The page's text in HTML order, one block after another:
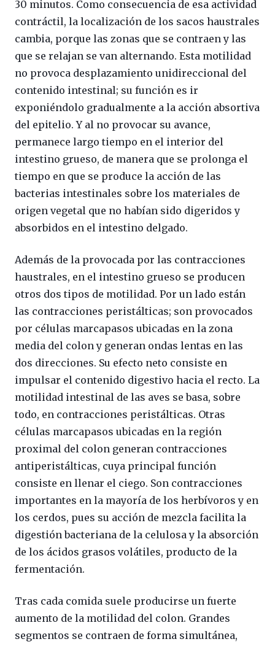
30 minutos. Como consecuencia de esa actividad
contráctil, la localización de los sacos haustrales
cambia, porque las zonas que se contraen y las
que se relajan se van alternando. Esta motilidad
no provoca desplazamiento unidireccional del
contenido intestinal; su función es ir
exponiéndolo gradualmente a la acción absortiva
del epitelio. Y al no provocar su avance,
permanece largo tiempo en el interior del
intestino grueso, de manera que se prolonga el
tiempo en que se produce la acción de las
bacterias intestinales sobre los materiales de
origen vegetal que no habían sido digeridos y
absorbidos en el intestino delgado.
Además de la provocada por las contracciones
haustrales, en el intestino grueso se producen
otros dos tipos de motilidad. Por un lado están
las contracciones peristálticas; son provocados
por células marcapasos ubicadas en la zona
media del colon y generan ondas lentas en las
dos direcciones. Su efecto neto consiste en
impulsar el contenido digestivo hacia el recto. La
motilidad intestinal de las aves se basa, sobre
todo, en contracciones peristálticas. Otras
células marcapasos ubicadas en la región
proximal del colon generan contracciones
antiperistálticas, cuya principal función
consiste en llenar el ciego. Son contracciones
importantes en la mayoría de los herbívoros y en
los cerdos, pues su acción de mezcla facilita la
digestión bacteriana de la celulosa y la absorción
de los ácidos grasos volátiles, producto de la
fermentación.
Tras cada comida suele producirse un fuerte
aumento de la motilidad del colon. Grandes
segmentos se contraen de forma simultánea,